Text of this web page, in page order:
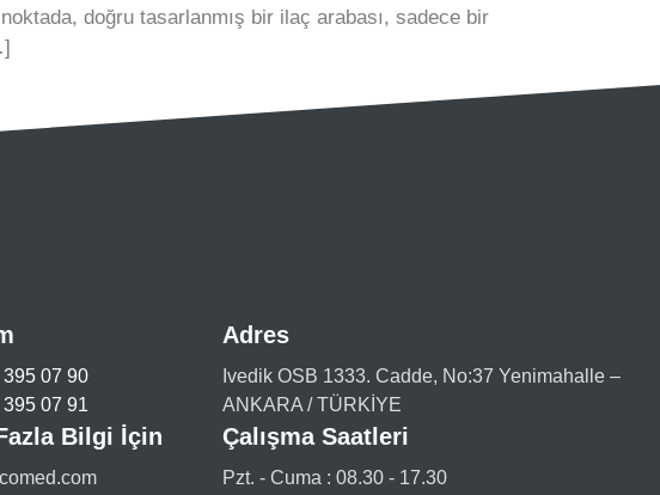
doğru tasarlanmış bir ilaç arabası, sadece bir
07 90
07 91
Bilgi İçin
Adres
Ivedik OSB 1333. Cadde, No:37 Yenimahalle –
ANKARA / TÜRKİYE
Çalışma Saatleri
Pzt. - Cuma : 08.30 - 17.30